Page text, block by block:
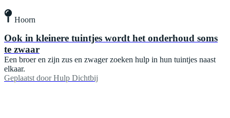
Hoorn
Ook in kleinere tuintjes wordt het onderhoud soms
te zwaar
Een broer en zijn zus en zwager zoeken hulp in hun tuintjes naast
elkaar.
Geplaatst door Hulp Dichtbij